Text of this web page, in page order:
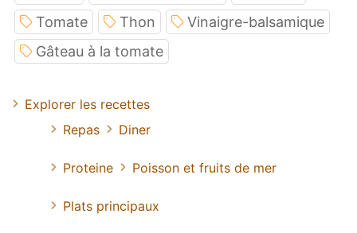
Tomate
Thon
Vinaigre-balsamique
Gâteau à la tomate
Explorer les recettes
Repas
Diner
Proteine Poisson et fruits de mer
Plats principaux